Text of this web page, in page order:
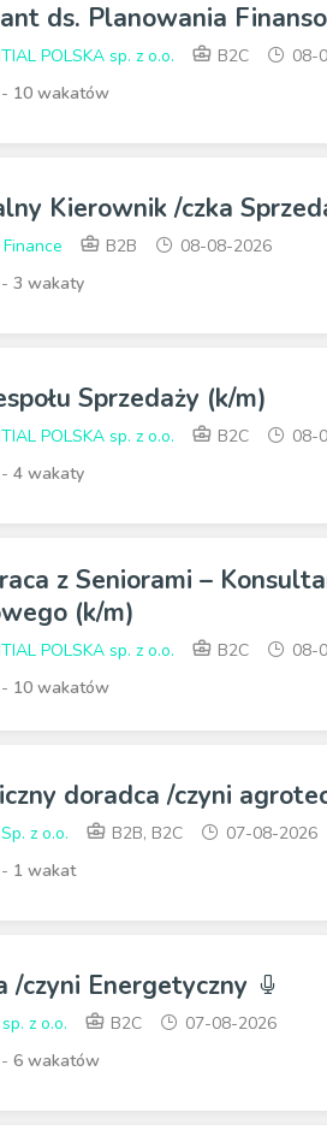
ds. Planowania
POLSKA sp. z o.o. B2C
08-
10 wakatów
Kierownik /czka
B2B
08-08-2026
3 wakaty
Sprzedaży (k/m)
POLSKA sp. z o.o. B2C
08-
4 wakaty
z Seniorami –
(k/m)
POLSKA sp. z o.o. B2C
08-
10 wakatów
doradca /czyni
z o.o. B2B, B2C
07-08-2026
1 wakat
/czyni Energetyczny
z o.o. B2C
07-08-2026
6 wakatów